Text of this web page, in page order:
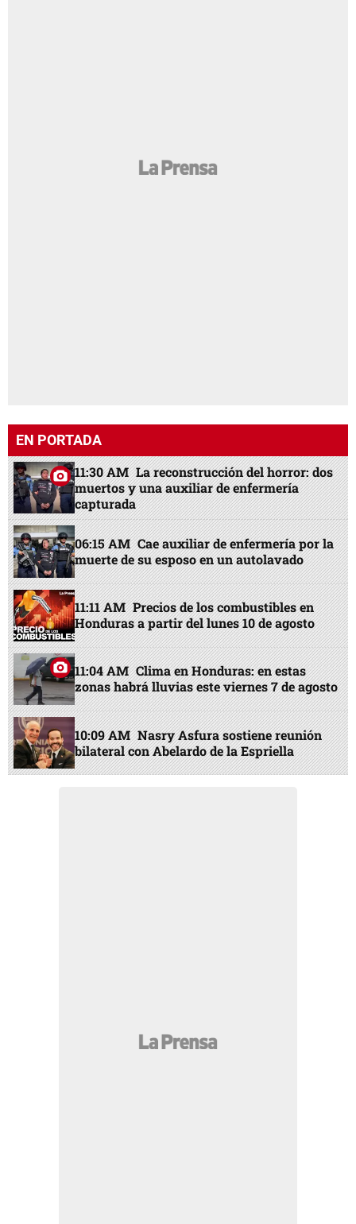
EN PORTADA
11:30 AM La reconstrucción del horror: dos
muertos y una auxiliar de enfermería
capturada
06:15 AM Cae auxiliar de enfermería por la
muerte de su esposo en un autolavado
11:11 AM Precios de los combustibles en
Honduras a partir del lunes 10 de agosto
11:04 AM Clima en Honduras: en estas
zonas habrá lluvias este viernes 7 de agosto
10:09 AM Nasry Asfura sostiene reunión
bilateral con Abelardo de la Espriella